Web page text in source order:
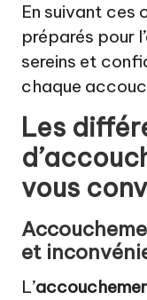
En suivant ces
préparés pour
sereins et
chaque
Les
vous
et
L’